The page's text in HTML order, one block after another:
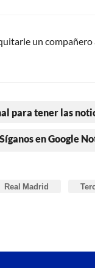
un
para tener las
en Google
Real Madrid